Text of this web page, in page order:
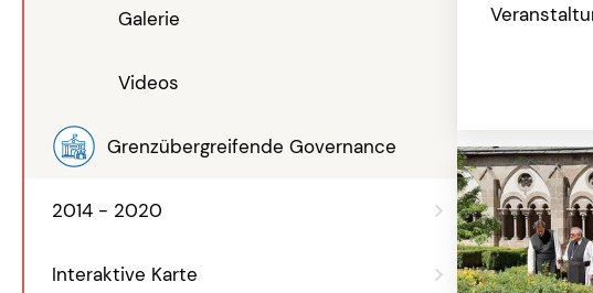
Galerie
Videos
Grenzübergreifende Governance
2014 - 2020
Interaktive Karte